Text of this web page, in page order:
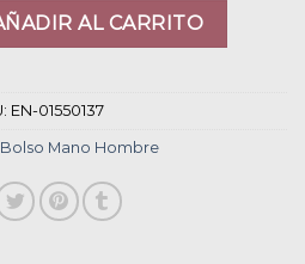
cantidadAL CARRITO
EN-01550137
Bolso Mano Hombre